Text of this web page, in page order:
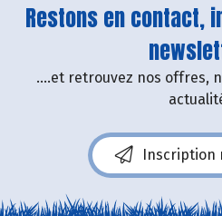
Restons en contact,
....et retrouvez nos offres,
Inscription